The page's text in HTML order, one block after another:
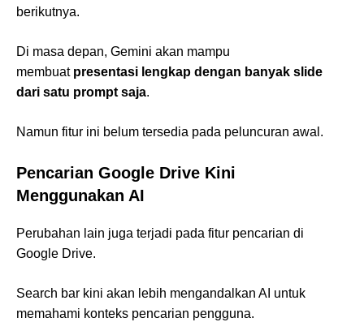
berikutnya.
Di masa depan, Gemini akan mampu
membuat presentasi lengkap dengan banyak slide
dari satu prompt saja.
Namun fitur ini belum tersedia pada peluncuran awal.
Pencarian Google Drive Kini
Menggunakan AI
Perubahan lain juga terjadi pada fitur pencarian di
Google Drive.
Search bar kini akan lebih mengandalkan AI untuk
memahami konteks pencarian pengguna.